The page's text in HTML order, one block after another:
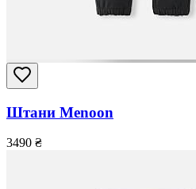
Штани Menoon
3490 ₴